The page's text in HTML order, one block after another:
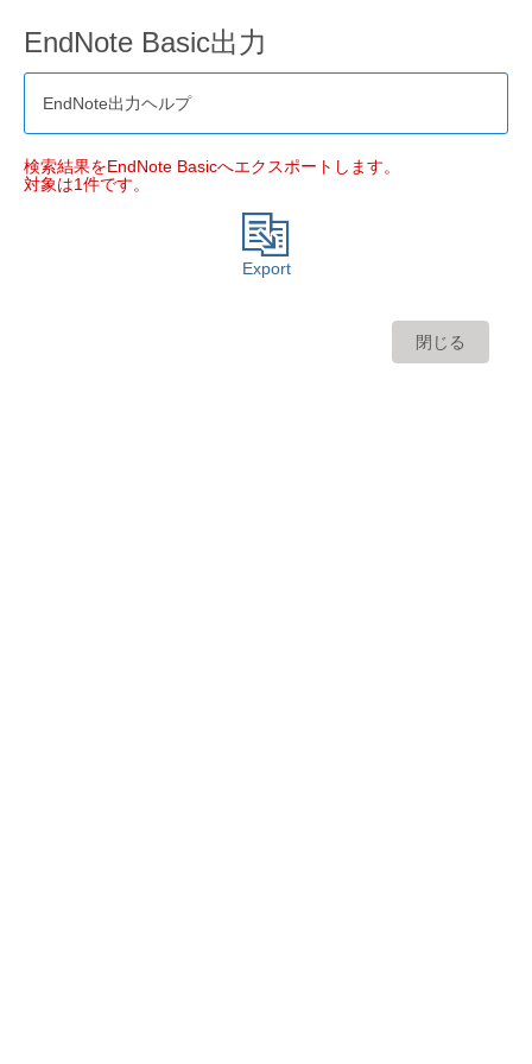
EndNote Basic出力
EndNote出力ヘルプ
検索結果をEndNote Basicへエクスポートします。
対象は1件です。
Export